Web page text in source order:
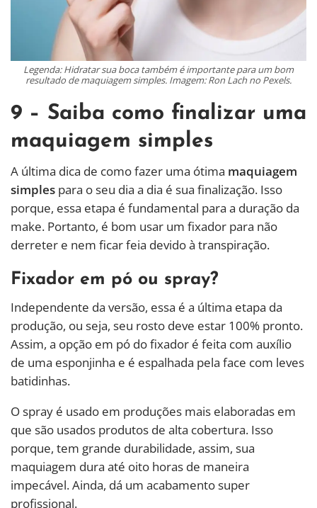
Legenda: Hidratar sua boca também é importante para um bom
resultado de maquiagem simples. Imagem: Ron Lach no Pexels.
9 – Saiba como finalizar uma
maquiagem simples
A última dica de como fazer uma ótima maquiagem
simples para o seu dia a dia é sua finalização. Isso
porque, essa etapa é fundamental para a duração da
make. Portanto, é bom usar um fixador para não
derreter e nem ficar feia devido à transpiração.
Fixador em pó ou spray?
Independente da versão, essa é a última etapa da
produção, ou seja, seu rosto deve estar 100% pronto.
Assim, a opção em pó do fixador é feita com auxílio
de uma esponjinha e é espalhada pela face com leves
batidinhas.
O spray é usado em produções mais elaboradas em
que são usados produtos de alta cobertura. Isso
porque, tem grande durabilidade, assim, sua
maquiagem dura até oito horas de maneira
impecável. Ainda, dá um acabamento super
profissional.